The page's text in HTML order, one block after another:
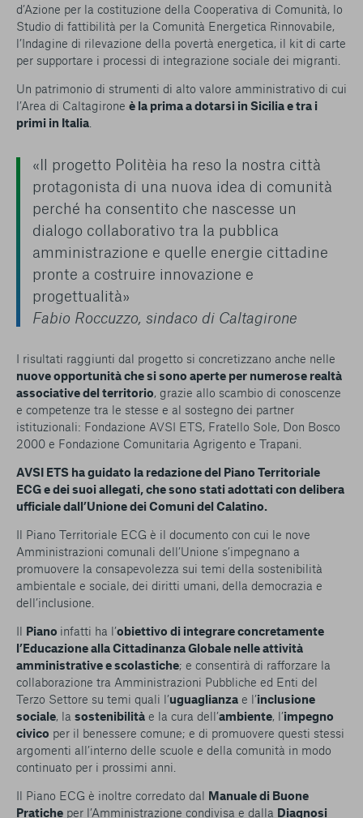
d’Azione per la costituzione della Cooperativa di Comunità, lo
Studio di fattibilità per la Comunità Energetica Rinnovabile,
l’Indagine di rilevazione della povertà energetica, il kit di carte
per supportare i processi di integrazione sociale dei migranti.
Un patrimonio di strumenti di alto valore amministrativo di cui
l’Area di Caltagirone è la prima a dotarsi in Sicilia e tra i
primi in Italia
«Il progetto Politèia ha reso la nostra città
protagonista di una nuova idea di comunità
perché ha consentito che nascesse un
dialogo collaborativo tra la pubblica
amministrazione e quelle energie cittadine
pronte a costruire innovazione e
progettualità»
Fabio Roccuzzo, sindaco di Caltagirone
I risultati raggiunti dal progetto si concretizzano anche nelle
nuove opportunità che si sono aperte per numerose realtà
associative del territorio , grazie allo scambio di conoscenze
e competenze tra le stesse e al sostegno dei partner
istituzionali: Fondazione AVSI ETS, Fratello Sole, Don Bosco
2000 e Fondazione Comunitaria Agrigento e Trapani.
AVSI ETS ha guidato la redazione del Piano Territoriale
ECG e dei suoi allegati, che sono stati adottati con delibera
ufficiale dall’Unione dei Comuni del Calatino.
Il Piano Territoriale ECG è il documento con cui le nove
Amministrazioni comunali dell’Unione s’impegnano a
promuovere la consapevolezza sui temi della sostenibilità
ambientale e sociale, dei diritti umani, della democrazia e
dell’inclusione.
Il Piano infatti ha l’obiettivo di integrare concretamente
l’Educazione alla Cittadinanza Globale nelle attività
amministrative e scolastiche; e consentirà di rafforzare la
collaborazione tra Amministrazioni Pubbliche ed Enti del
Terzo Settore su temi quali l’uguaglianza e l’inclusione
sociale , la sostenibilità e la cura dell’ambiente , l’impegno
civico per il benessere comune; e di promuovere questi stessi
argomenti all’interno delle scuole e della comunità in modo
continuato per i prossimi anni.
Il Piano ECG è inoltre corredato dal Manuale di Buone
Pratiche per l’Amministrazione condivisa e dalla Diagnosi